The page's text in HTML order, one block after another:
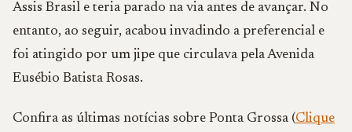
Assis Brasil e teria parado na via antes de avançar. No
entanto, ao seguir, acabou invadindo a preferencial e
foi atingido por um jipe que circulava pela Avenida
Eusébio Batista Rosas.
Confira as últimas notícias sobre Ponta Grossa (Clique